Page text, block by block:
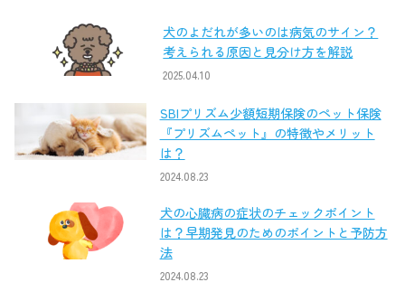
犬のよだれが多いのは病気のサイン？
考えられる原因と見分け方を解説
2025.04.10
SBIプリズム少額短期保険のペット保険
『プリズムペット』の特徴やメリット
は？
2024.08.23
犬の心臓病の症状のチェックポイント
は？早期発見のためのポイントと予防方
法
2024.08.23